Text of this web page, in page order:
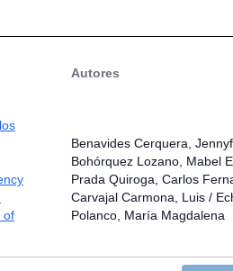
Autores
of
Benavides Cerquera,
Bohórquez Lozano, Mabel
Prada Quiroga, Carlos
Carvajal Carmona, Luis /
Polanco, María Magdalena